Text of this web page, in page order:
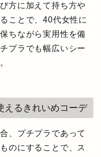
方に加えて持ち方や
ことで、40代女性に
ちながら実用性を備
プラでも幅広いシー
えるきれいめコーデ
、プチプラであって
のにすることで、ス